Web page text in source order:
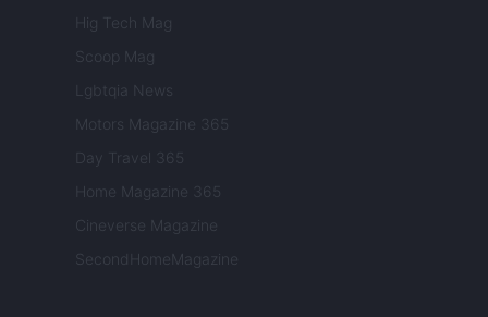
Hig Tech Mag
Scoop Mag
Lgbtqia News
Motors Magazine 365
Day Travel 365
Home Magazine 365
Cineverse Magazine
SecondHomeMagazine